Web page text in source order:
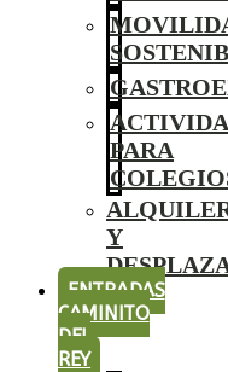
PARA
Y
ENTRADAS
CAMINITO
DEL
REY